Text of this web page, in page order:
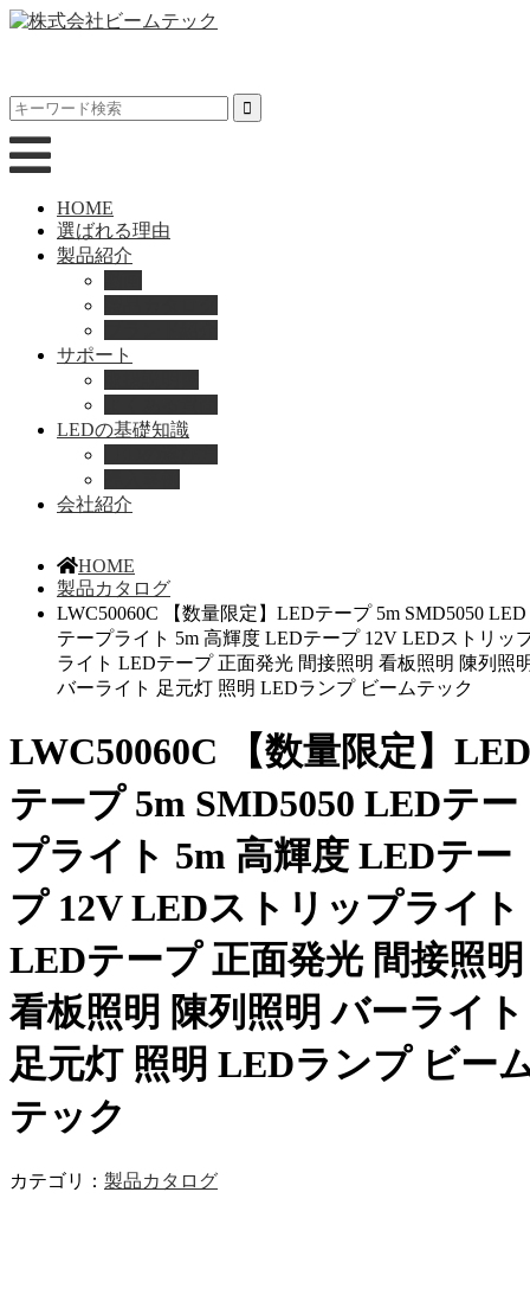
HOME
選ばれる理由
製品紹介
サポート
LEDの基礎知識
会社紹介
HOME
製品カタログ
LWC50060C 【数量限定】LEDテープ 5m SMD5050 LED
テープライト 5m 高輝度 LEDテープ 12V LEDストリッ
ライト LEDテープ 正面発光 間接照明 看板照明 陳列照
バーライト 足元灯 照明 LEDランプ ビームテック
LWC50060C 【数量限定】LED
テープ 5m SMD5050 LEDテー
プライト 5m 高輝度 LEDテー
プ 12V LEDストリップライト
LEDテープ 正面発光 間接照明
看板照明 陳列照明 バーライト
足元灯 照明 LEDランプ ビー
テック
カテゴリ： 製品カタログ